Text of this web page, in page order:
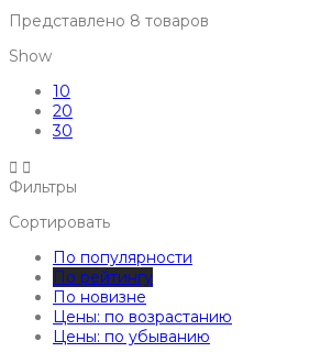
Представлено 8 товаров
Show
10
20
30
Фильтры
Сортировать
По популярности
По рейтингу
По новизне
Цены: по возрастанию
Цены: по убыванию